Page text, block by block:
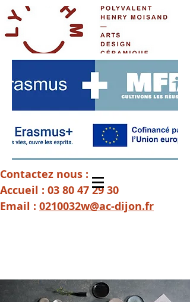
Contactez nous :
Accueil : 03 80 47 29 30
Email : 0210032w@ac-dijon.fr